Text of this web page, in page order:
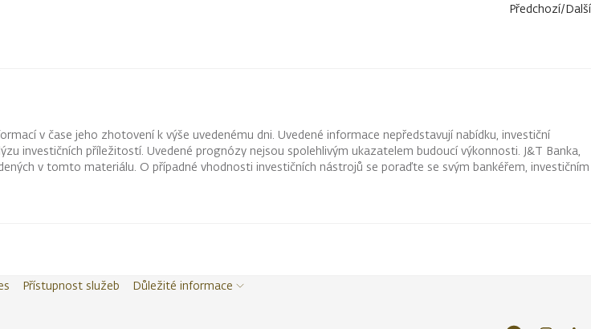
Předchozí/Další
v čase jeho zhotovení k výše uvedenému dni. Uvedené informace nepředstavují nabídku, investiční
investičních příležitostí. Uvedené prognózy nejsou spolehlivým ukazatelem budoucí výkonnosti. J&T Banka,
v tomto materiálu. O případné vhodnosti investičních nástrojů se poraďte se svým bankéřem, investičním
Přístupnost služeb Důležité informace